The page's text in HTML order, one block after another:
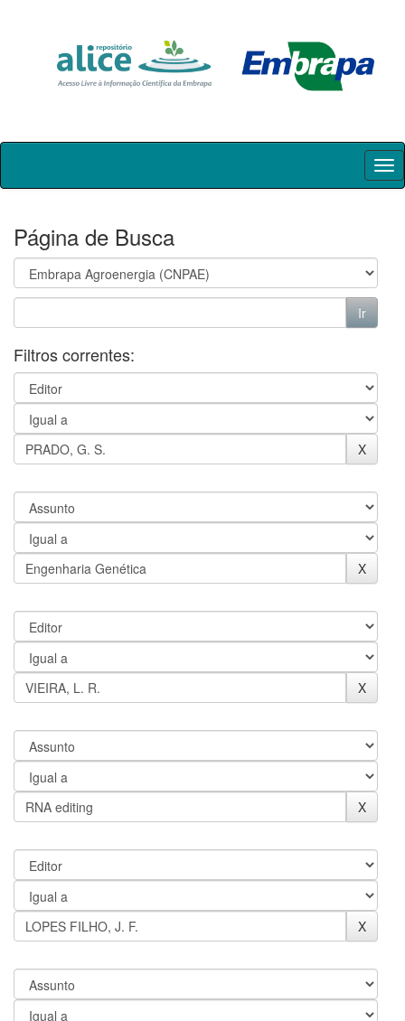
Skip
Página de Busca
Filtros correntes: